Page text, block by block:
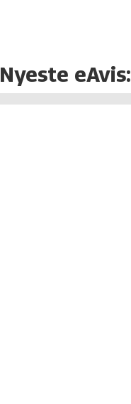
Nyeste eAvis: